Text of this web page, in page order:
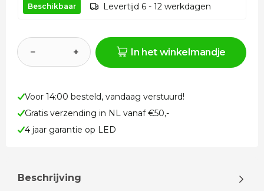
Beschikbaar Levertijd 6 - 12 werkdagen
− + In het winkelmandje
Voor 14:00 besteld, vandaag verstuurd!
Gratis verzending in NL vanaf €50,-
4 jaar garantie op LED
Beschrijving